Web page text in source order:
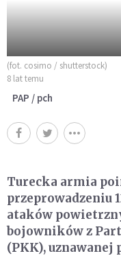
(fot. cosimo / shutterstock)
8 lat temu
PAP / pch
Turecka armia
przeprowadzeniu
ataków
bojowników z
(PKK), uznawanej